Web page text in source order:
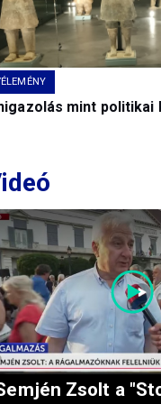
mint politikai
Zsolt a